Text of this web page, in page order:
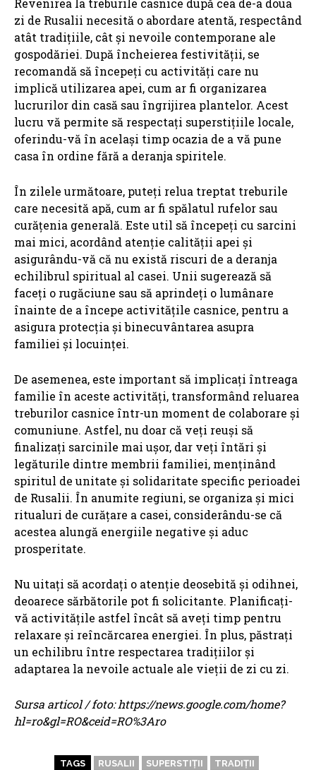
Revenirea la treburile casnice după cea de-a doua
zi de Rusalii necesită o abordare atentă, respectând
atât tradițiile, cât și nevoile contemporane ale
gospodăriei. După încheierea festivității, se
recomandă să începeți cu activități care nu
implică utilizarea apei, cum ar fi organizarea
lucrurilor din casă sau îngrijirea plantelor. Acest
lucru vă permite să respectați superstițiile locale,
oferindu-vă în același timp ocazia de a vă pune
casa în ordine fără a deranja spiritele.
În zilele următoare, puteți relua treptat treburile
care necesită apă, cum ar fi spălatul rufelor sau
curățenia generală. Este util să începeți cu sarcini
mai mici, acordând atenție calității apei și
asigurându-vă că nu există riscuri de a deranja
echilibrul spiritual al casei. Unii sugerează să
faceți o rugăciune sau să aprindeți o lumânare
înainte de a începe activitățile casnice, pentru a
asigura protecția și binecuvântarea asupra
familiei și locuinței.
De asemenea, este important să implicați întreaga
familie în aceste activități, transformând reluarea
treburilor casnice într-un moment de colaborare și
comuniune. Astfel, nu doar că veți reuși să
finalizați sarcinile mai ușor, dar veți întări și
legăturile dintre membrii familiei, menținând
spiritul de unitate și solidaritate specific perioadei
de Rusalii. În anumite regiuni, se organiza și mici
ritualuri de curățare a casei, considerându-se că
acestea alungă energiile negative și aduc
prosperitate.
Nu uitați să acordați o atenție deosebită și odihnei,
deoarece sărbătorile pot fi solicitante. Planificați-
vă activitățile astfel încât să aveți timp pentru
relaxare și reîncărcarea energiei. În plus, păstrați
un echilibru între respectarea tradițiilor și
adaptarea la nevoile actuale ale vieții de zi cu zi.
Sursa articol / foto: https://news.google.com/home?
hl=ro&gl=RO&ceid=RO%3Aro
TAGS RUSALII SUPERSTIȚII TRADIȚII